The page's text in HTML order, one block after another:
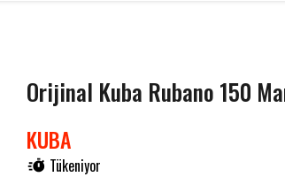
GRACE 202 GRACE 202 PRO
Orijinal Kuba Rubano 150
KUBA
Tükeniyor